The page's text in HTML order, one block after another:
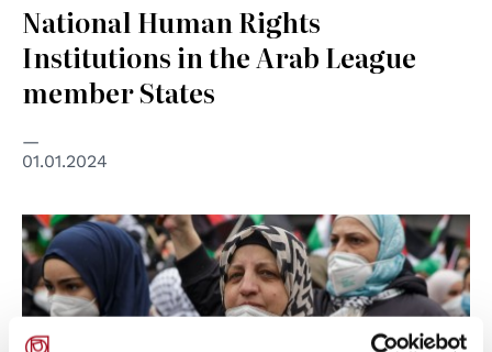
National Human Rights
Institutions in the Arab League
member States
01.01.2024